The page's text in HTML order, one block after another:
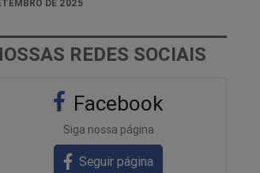
DE 2025
REDES SOCIAIS
Facebook
Siga nossa página
Seguir página